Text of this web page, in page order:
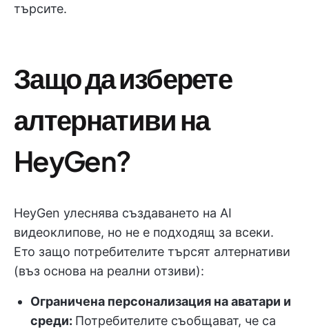
търсите.
Защо да изберете
алтернативи на
HeyGen?
HeyGen улеснява създаването на AI
видеоклипове, но не е подходящ за всеки.
Ето защо потребителите търсят алтернативи
(въз основа на реални отзиви):
Ограничена персонализация на аватари и
среди: Потребителите съобщават, че са